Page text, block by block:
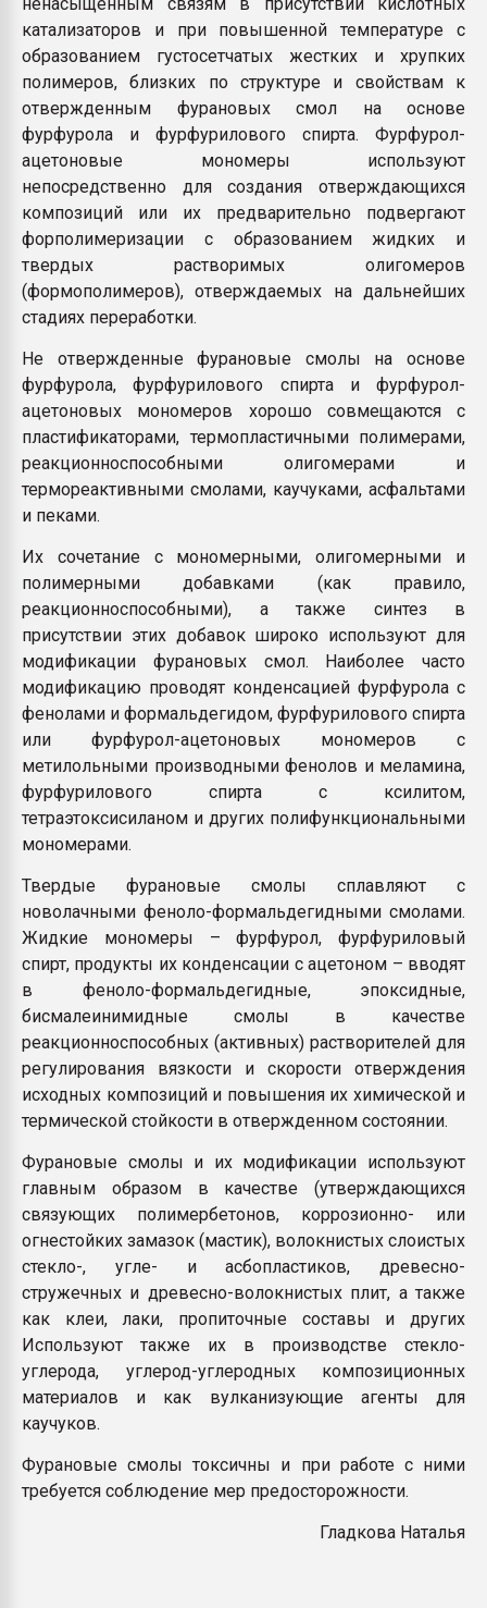
катализаторов и при повышенной температуре с
образованием густосетчатых жестких и хрупких
полимеров, близких по структуре и свойствам к
отвержденным фурановых смол на основе
фурфурола и фурфурилового спирта. Фурфурол-
ацетоновые мономеры используют
непосредственно для создания отверждающихся
композиций или их предварительно подвергают
форполимеризации с образованием жидких и
твердых растворимых олигомеров
(формополимеров), отверждаемых на дальнейших
стадиях переработки.
Не отвержденные фурановые смолы на основе
фурфурола, фурфурилового спирта и фурфурол-
ацетоновых мономеров хорошо совмещаются с
пластификаторами, термопластичными полимерами,
реакционноспособными олигомерами и
термореактивными смолами, каучуками, асфальтами
и пеками.
Их сочетание с мономерными, олигомерными и
полимерными добавками (как правило,
реакционноспособными), а также синтез в
присутствии этих добавок широко используют для
модификации фурановых смол. Наиболее часто
модификацию проводят конденсацией фурфурола с
фенолами и формальдегидом, фурфурилового спирта
или фурфурол-ацетоновых мономеров с
метилольными производными фенолов и меламина,
фурфурилового спирта с ксилитом,
тетраэтоксисиланом и других полифункциональными
мономерами.
Твердые фурановые смолы сплавляют с
новолачными феноло-формальдегидными смолами.
Жидкие мономеры – фурфурол, фурфуриловый
спирт, продукты их конденсации с ацетоном – вводят
в феноло-формальдегидные, эпоксидные,
бисмалеинимидные смолы в качестве
реакционноспособных (активных) растворителей для
регулирования вязкости и скорости отверждения
исходных композиций и повышения их химической и
термической стойкости в отвержденном состоянии.
Фурановые смолы и их модификации используют
главным образом в качестве (утверждающихся
связующих полимербетонов, коррозионно- или
огнестойких замазок (мастик), волокнистых слоистых
стекло-, угле- и асбопластиков, древесно-
стружечных и древесно-волокнистых плит, а также
как клеи, лаки, пропиточные составы и других
Используют также их в производстве стекло-
углерода, углерод-углеродных композиционных
материалов и как вулканизующие агенты для
каучуков.
Фурановые смолы токсичны и при работе с ними
требуется соблюдение мер предосторожности.
Гладкова Наталья